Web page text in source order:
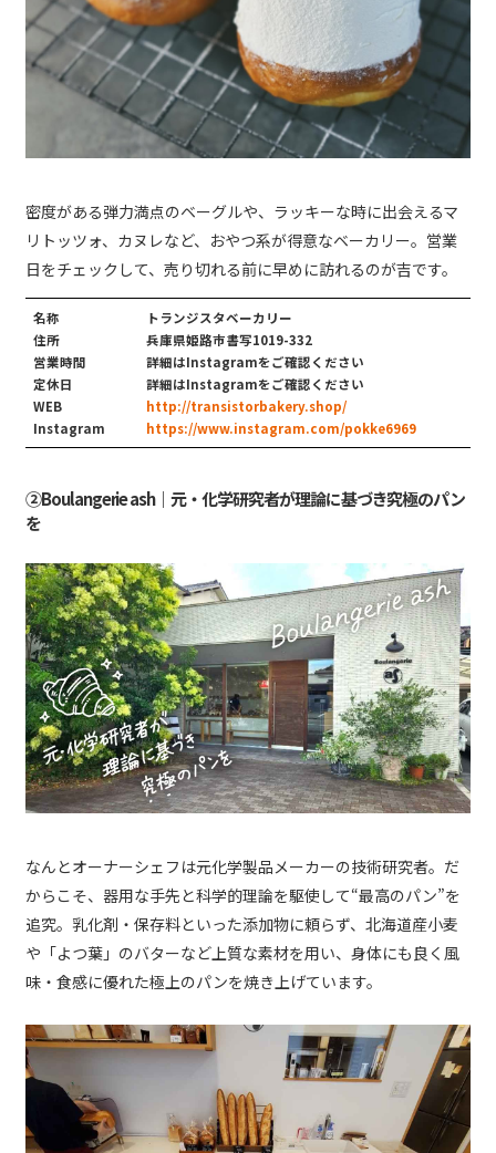
密度がある弾力満点のベーグルや、ラッキーな時に出会えるマ
リトッツォ、カヌレなど、おやつ系が得意なベーカリー。営業
日をチェックして、売り切れる前に早めに訪れるのが吉です。
名称
トランジスタベーカリー
住所
兵庫県姫路市書写1019-332
営業時間
詳細はInstagramをご確認ください
定休日
詳細はInstagramをご確認ください
WEB
http://transistorbakery.shop/
Instagram
https://www.instagram.com/pokke6969
②Boulangerie ash｜元・化学研究者が理論に基づき究極のパン
を
なんとオーナーシェフは元化学製品メーカーの技術研究者。だ
からこそ、器用な手先と科学的理論を駆使して“最高のパン”を
追究。乳化剤・保存料といった添加物に頼らず、北海道産小麦
や「よつ葉」のバターなど上質な素材を用い、身体にも良く風
味・食感に優れた極上のパンを焼き上げています。